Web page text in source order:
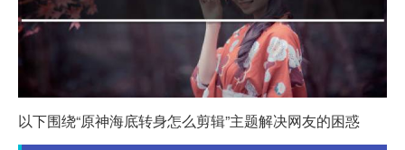
以下围绕“原神海底转身怎么剪辑”主题解决网友的困惑